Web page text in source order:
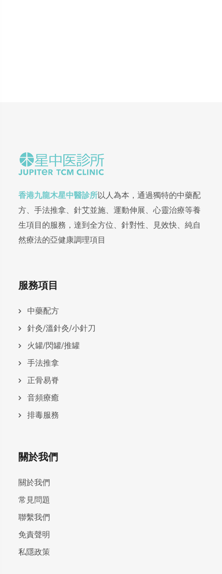
香港九龍木星中醫診所以人為本，通過獨特的中藥配
方、手法推拿、針艾並施、運動伸展、心靈治療等養
生項目的服務，達到全方位、針對性、見效快、純自
然療法的亞健康調理項目
服務項目
中藥配方
針灸/溫針灸/小針刀
火罐/閃罐/推罐
手法推拿
正骨易脊
⾳頻療癒
排毒服務
關於我們
關於我們
常見問題
聯繫我們
免責聲明
私隱政策